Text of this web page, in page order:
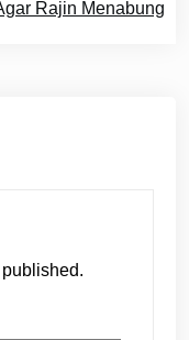
Rajin Menabung